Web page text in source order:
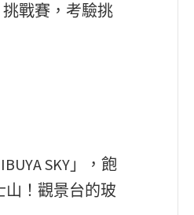
戰賽，考驗挑
SKY」，飽
山！觀景台的玻